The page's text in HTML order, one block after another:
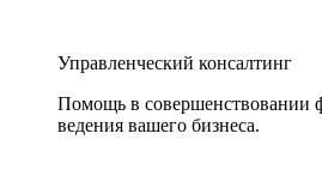
Управленческий консалтинг
Помощь в совершенствовании
ведения вашего бизнеса.